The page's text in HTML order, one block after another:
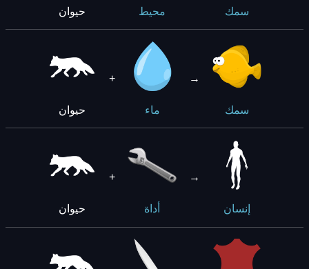
حيوان محيط سمك
حيوان
+
ماء
→
سمك
حيوان
+
أداة
→
إنسان